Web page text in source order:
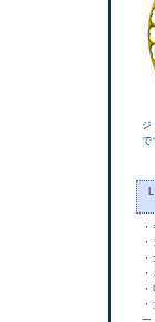
で
・
・
・
・
・
・
ー